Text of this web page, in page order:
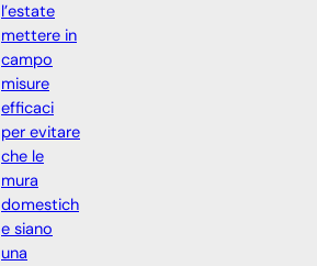
l’estate
mettere in
campo
misure
efficaci
per evitare
che le
mura
domestich
e siano
una